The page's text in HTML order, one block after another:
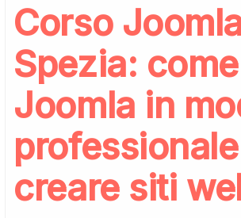
Corso
Spezia:
Joomla in
creare siti